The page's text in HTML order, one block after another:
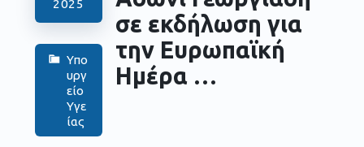
2025
Υπο
υργ
είο
Υγε
ίας
σε εκδήλωση για
την Ευρωπαϊκή
Ημέρα …